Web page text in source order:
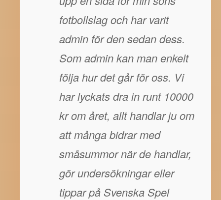
fotbollslag och har varit
admin för den sedan dess.
Som admin kan man enkelt
följa hur det går för oss. Vi
har lyckats dra in runt 10000
kr om året, allt handlar ju om
att många bidrar med
småsummor när de handlar,
gör undersökningar eller
tippar på Svenska Spel